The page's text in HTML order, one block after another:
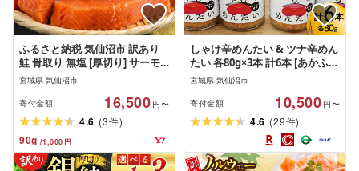
ふるさと納税 気仙沼市 訳あり
鮭 骨取り 無塩 [厚切り] サーモ
ン 1.5kg 切身 バラ入
[20565097]鮭切身
宮城県 気仙沼市
寄付金額 16,500 円〜
4.6 (3件)
90g /1,000 円
しゃけ辛めんたい & ツナ辛めん
たい 各80g×3本 計6本 [あかふさ
食品 宮城県 気仙沼市 20566168]
鮭 ツナ フレーク 明太 ピリ辛 瓶
セット おつまみ
宮城県 気仙沼市
寄付金額 10,500 円〜
4.6 (29件)